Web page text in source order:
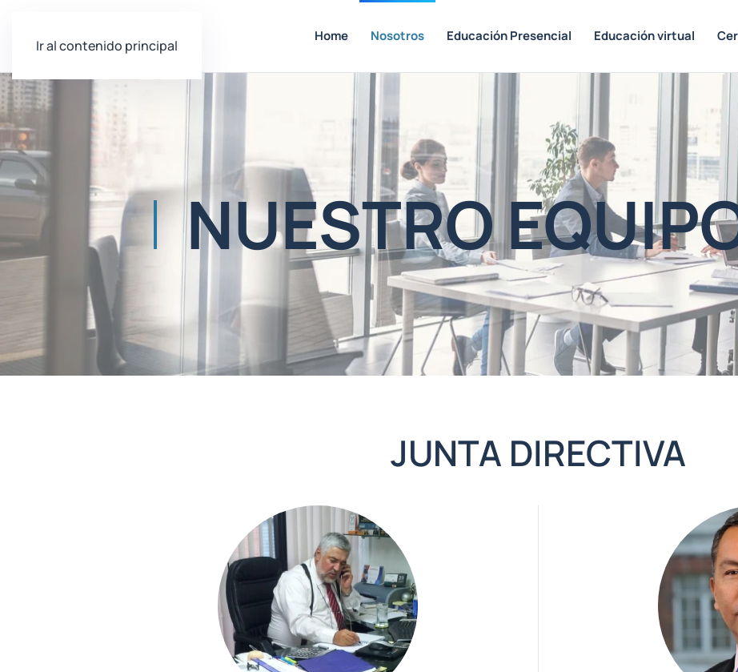
Ir al contenido principal
Home Nosotros Educación Presencial Educación virtual
NUESTRO
JUNTA DIRECTIVA